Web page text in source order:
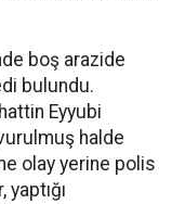
boş arazide
bulundu.
Eyyubi
halde
olay yerine polis